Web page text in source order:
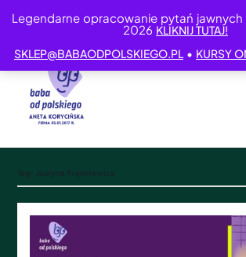
Legendarne opracowanie pytań
2026 KLIKNIJ TUTAJ!
SKLEP@BABAODPOLSKIEGO.PL • KURSY